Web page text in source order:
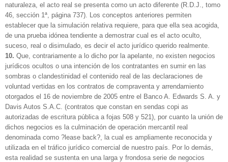
naturaleza, el acto real se presenta como un acto diferente (R.D.J., tomo
46, sección 1ª, página 737). Los conceptos anteriores permiten
establecer que la simulación relativa requiere, para que ella sea acogida,
de una prueba idónea tendiente a demostrar cual es el acto oculto,
suceso, real o disimulado, es decir el acto jurídico querido realmente.
10. Que, contrariamente a lo dicho por la apelante, no existen negocios
jurídicos ocultos o una intención de los contratantes en sumir en las
sombras o clandestinidad el contenido real de las declaraciones de
voluntad vertidas en los contratos de compraventa y arrendamiento
otorgados el 16 de noviembre de 2005 entre el Banco A. Edwards S. A. y
Davis Autos S.A.C. (contratos que constan en sendas copi as
autorizadas de escritura pública a fojas 508 y 521), por cuanto la unión de
dichos negocios es la culminación de operación mercantil real
denominada como ?lease back?, la cual es ampliamente reconocida y
utilizada en el tráfico jurídico comercial de nuestro país. Por lo demás,
esta realidad se sustenta en una larga y frondosa serie de negocios